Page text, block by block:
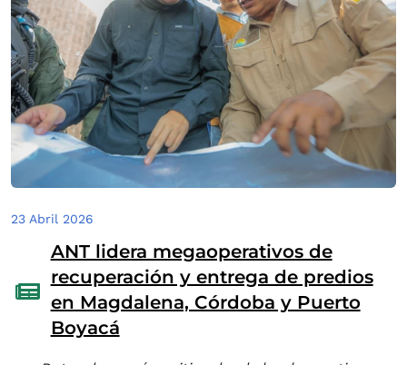
23 Abril 2026
ANT lidera megaoperativos de
recuperación y entrega de predios
en Magdalena, Córdoba y Puerto
Boyacá